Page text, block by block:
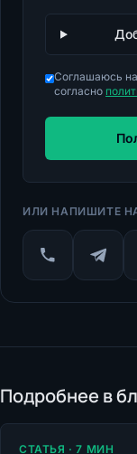
Соглашаюсь
согласно
ИЛИ НАПИШИТЕ
Подробнее в
СТАТЬЯ ·7 МИН